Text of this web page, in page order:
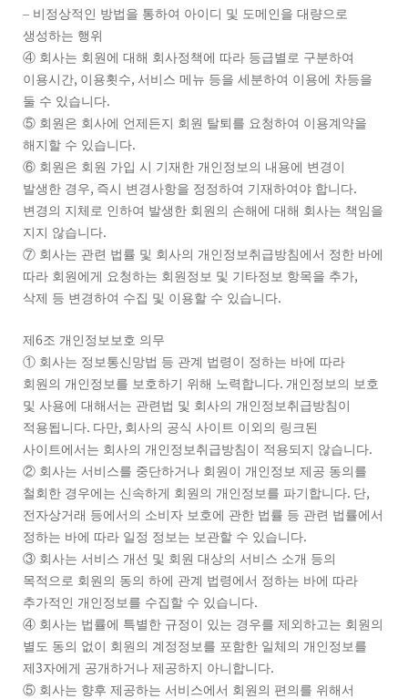
– 비정상적인 방법을 통하여 아이디 및 도메인을 대량으로
생성하는 행위
④ 회사는 회원에 대해 회사정책에 따라 등급별로 구분하여
이용시간, 이용횟수, 서비스 메뉴 등을 세분하여 이용에 차등을
둘 수 있습니다.
⑤ 회원은 회사에 언제든지 회원 탈퇴를 요청하여 이용계약을
해지할 수 있습니다.
⑥ 회원은 회원 가입 시 기재한 개인정보의 내용에 변경이
발생한 경우, 즉시 변경사항을 정정하여 기재하여야 합니다.
변경의 지체로 인하여 발생한 회원의 손해에 대해 회사는 책임을
지지 않습니다.
⑦ 회사는 관련 법률 및 회사의 개인정보취급방침에서 정한 바에
따라 회원에게 요청하는 회원정보 및 기타정보 항목을 추가,
삭제 등 변경하여 수집 및 이용할 수 있습니다.
제 6조 개인정보보호 의무
① 회사는 정보통신망법 등 관계 법령이 정하는 바에 따라
회원의 개인정보를 보호하기 위해 노력합니다. 개인정보의 보호
및 사용에 대해서는 관련법 및 회사의 개인정보취급방침이
적용됩니다. 다만, 회사의 공식 사이트 이외의 링크된
사이트에서는 회사의 개인정보취급방침이 적용되지 않습니다.
② 회사는 서비스를 중단하거나 회원이 개인정보 제공 동의를
철회한 경우에는 신속하게 회원의 개인정보를 파기합니다. 단,
전자상거래 등에서의 소비자 보호에 관한 법률 등 관련 법률에서
정하는 바에 따라 일정 정보는 보관할 수 있습니다.
③ 회사는 서비스 개선 및 회원 대상의 서비스 소개 등의
목적으로 회원의 동의 하에 관계 법령에서 정하는 바에 따라
추가적인 개인정보를 수집할 수 있습니다.
④ 회사는 법률에 특별한 규정이 있는 경우를 제외하고는 회원의
별도 동의 없이 회원의 계정정보를 포함한 일체의 개인정보를
제 3자에게 공개하거나 제공하지 아니합니다.
⑤ 회사는 향후 제공하는 서비스에서 회원의 편의를 위해서